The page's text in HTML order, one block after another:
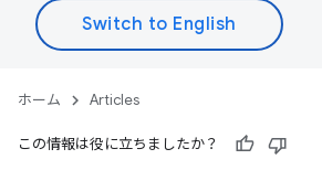
ホーム Articles
この情報は役に立ちましたか？